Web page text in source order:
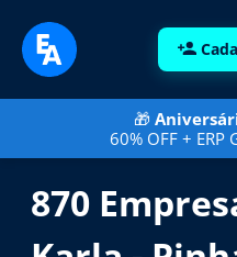
🎁
60% OFF + ERP
870